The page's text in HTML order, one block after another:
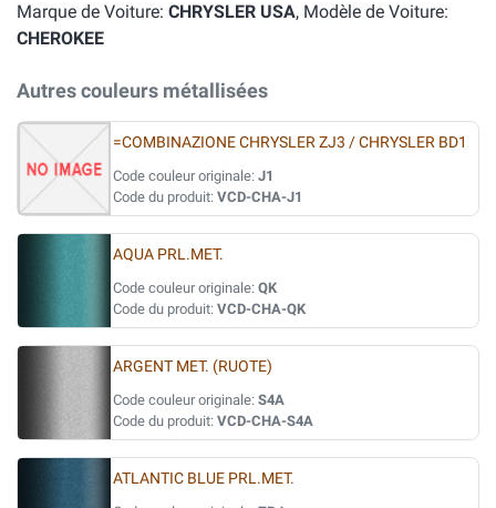
Marque de Voiture: CHRYSLER USA, Modèle de Voiture:
CHEROKEE
Autres couleurs métallisées
=COMBINAZIONE CHRYSLER ZJ3 / CHRYSLER BD1
Code couleur originale: J1
Code du produit: VCD-CHA-J1
AQUA PRL.MET.
Code couleur originale: QK
Code du produit: VCD-CHA-QK
ARGENT MET. (RUOTE)
Code couleur originale: S4A
Code du produit: VCD-CHA-S4A
ATLANTIC BLUE PRL.MET.